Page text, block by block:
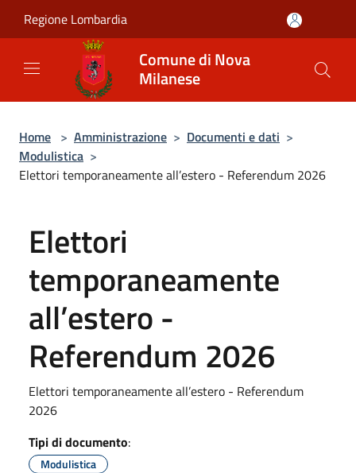
Regione Lombardia
Comune di Nova
Milanese
Home > Amministrazione > Documenti e dati >
Modulistica >
Elettori temporaneamente all’estero - Referendum 2026
Elettori
temporaneamente
all’estero -
Referendum 2026
Elettori temporaneamente all’estero - Referendum
2026
Tipi di documento:
Modulistica